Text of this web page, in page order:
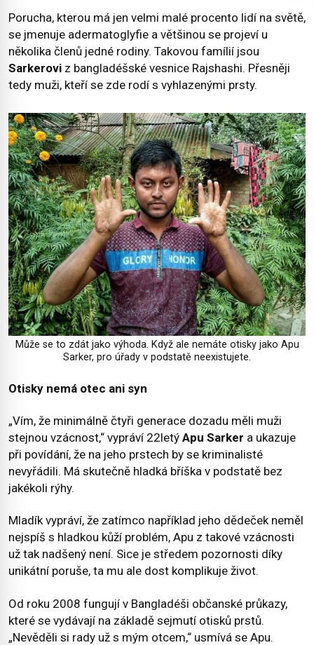
Porucha, kterou má jen velmi malé procento lidí na světě,
se jmenuje adermatoglyfie a většinou se projeví u
několika členů jedné rodiny. Takovou famílií jsou
Sarkerovi z bangladéšské vesnice Rajshashi. Přesněji
tedy muži, kteří se zde rodí s vyhlazenými prsty.
Může se to zdát jako výhoda. Když ale nemáte otisky jako Apu
Sarker, pro úřady v podstatě neexistujete.
Otisky nemá otec ani syn
„Vím, že minimálně čtyři generace dozadu měli muži
stejnou vzácnost,“ vypráví 22letý Apu Sarker a ukazuje
při povídání, že na jeho prstech by se kriminalisté
nevyřádili. Má skutečně hladká bříška v podstatě bez
jakékoli rýhy.
Mladík vypráví, že zatímco například jeho dědeček neměl
nejspíš s hladkou kůží problém, Apu z takové vzácnosti
už tak nadšený není. Sice je středem pozornosti díky
unikátní poruše, ta mu ale dost komplikuje život.
Od roku 2008 fungují v Bangladéši občanské průkazy,
které se vydávají na základě sejmutí otisků prstů.
„Nevěděli si rady už s mým otcem,“ usmívá se Apu.